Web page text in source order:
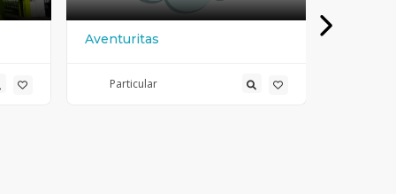
Aventuritas
Particular